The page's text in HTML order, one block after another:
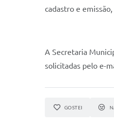
cadastro e
A Secretaria
solicitadas pelo e-
GOSTEI